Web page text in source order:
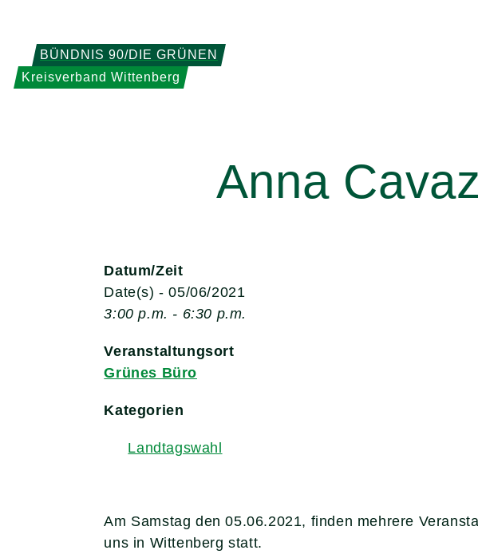
Inhalt BÜNDNIS 90/DIE GRÜNEN
Kreisverband Wittenberg
Anna
Datum/Zeit
Date(s) - 05/06/2021
3:00 p.m. - 6:30 p.m.
Veranstaltungsort
Grünes Büro
Kategorien
Landtagswahl
Am Samstag den 05.06.2021, finden mehrere
uns in Wittenberg statt.